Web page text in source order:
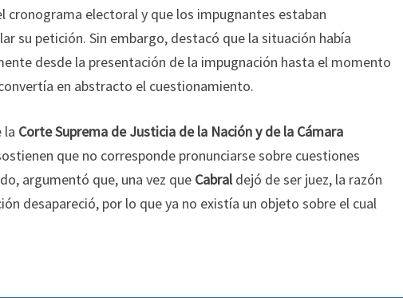
cronograma electoral y que los impugnantes estaban
su petición. Sin embargo, destacó que la situación había
desde la presentación de la impugnación hasta el momento
en abstracto el cuestionamiento.
la Corte Suprema de Justicia de la Nación y de la Cámara
que no corresponde pronunciarse sobre cuestiones
argumentó que, una vez que Cabraldejó de ser juez, la razón
desapareció, por lo que ya no existía un objeto sobre el cual